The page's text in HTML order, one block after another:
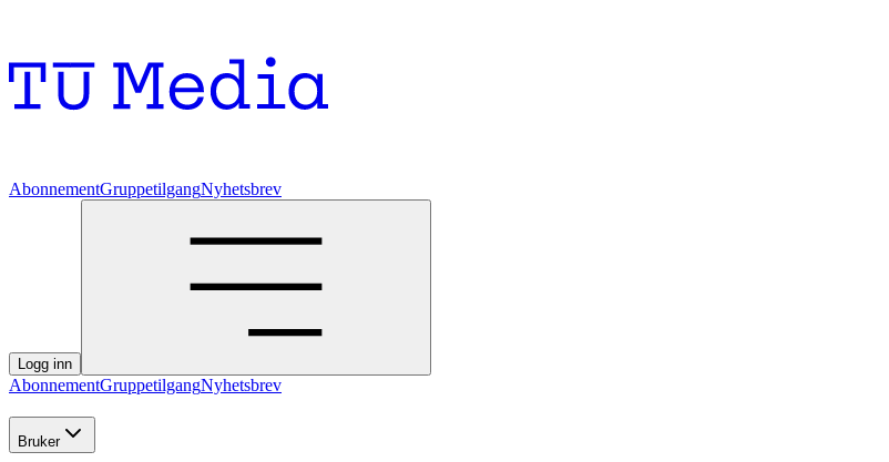
AbonnementGruppetilgangNyhetsbrev
Logg inn
AbonnementGruppetilgangNyhetsbrev
Bruker